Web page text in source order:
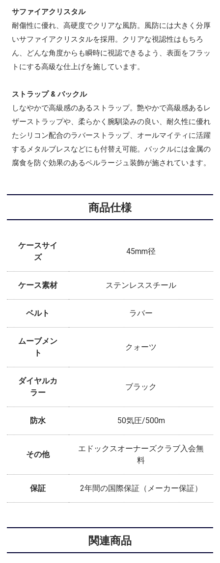
サファイアクリスタル
耐傷性に優れ、高硬度でクリアな風防。風防には大きく分厚
いサファイアクリスタルを採用。クリアな視認性はもちろ
ん、どんな角度からも瞬時に視認できるよう、表面をフラッ
トにする高級な仕上げを施しています。
ストラップ & バックル
しなやかで高級感のあるストラップ。艶やかで高級感あるレ
ザーストラップや、柔らかく腕馴染みの良い、耐久性に優れ
たシリコン配合のラバーストラップ、オールマイティに活躍
するメタルブレスなどにも付替え可能。バックルには金属の
腐食を防ぐ効果のあるペルラージュ装飾が施されています。
商品仕様
ケースサイ
ズ
45mm径
ケース素材 ステンレススチール
ベルト ラバー
ムーブメン
ト
クォーツ
ダイヤルカ
ラー
ブラック
防水 50気圧/500m
その他
エドックスオーナーズクラブ入会無
料
保証 2年間の国際保証（メーカー保証）
関連商品